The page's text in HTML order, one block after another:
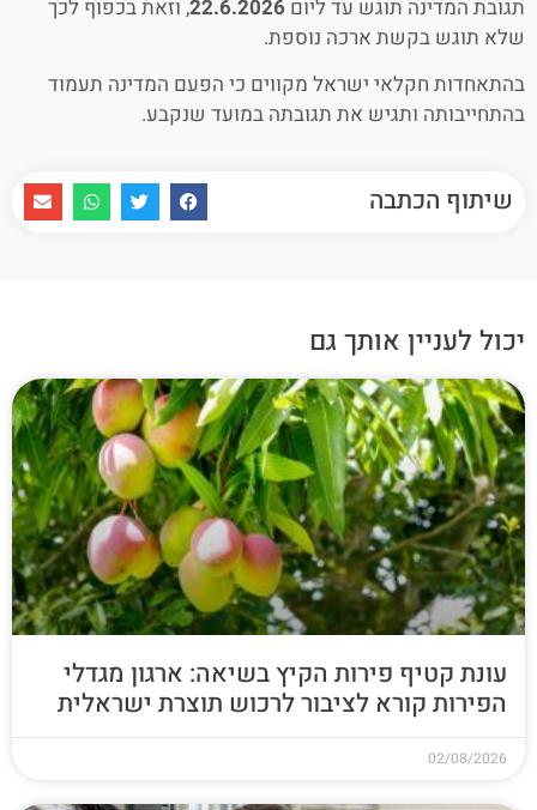
תגובת המדינה תוגש עד ליום 22.6.2026, וזאת בכפוף לכך
שלא תוגש בקשת ארכה נוספת.
בהתאחדות חקלאי ישראל מקווים כי הפעם המדינה תעמוד
בהתחייבותה ותגיש את תגובתה במועד שנקבע.
שיתוף הכתבה
יכול לעניין אותך גם
עונת קטיף פירות הקיץ בשיאה: ארגון מגדלי
הפירות קורא לציבור לרכוש תוצרת ישראלית
02/08/2026